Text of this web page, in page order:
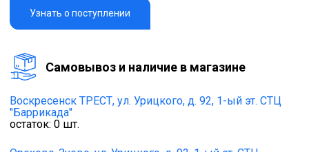
Узнать о поступлении
Cамовывоз и наличие в магазине
Воскресенск ТРЕСТ, ул. Урицкого, д. 92, 1-ый эт. СТЦ
"Баррикада"
остаток: 0 шт.